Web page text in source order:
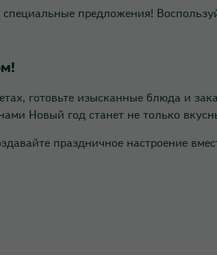
предложения!
готовьте изысканные блюда и
Новый год станет не только
праздничное настроение